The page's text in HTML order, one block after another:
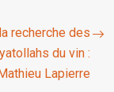
recherche des
du vin :
Lapierre